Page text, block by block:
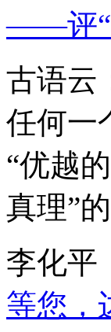
——评“
古语云
任何一
“优越
真理”
李化平
等您，